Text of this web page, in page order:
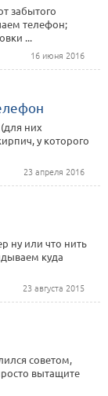
забытого
телефон;
...
16 июня 2016
них
у которого
23 апреля 2016
ну или что нить
куда
23 августа 2015
советом,
вытащите